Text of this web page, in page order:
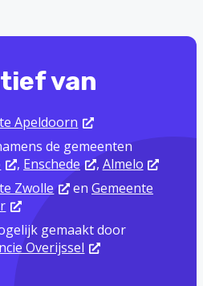
van
Apeldoorn
de gemeenten
, Enschede , Almelo
Zwolle
en Gemeente
gemaakt door
Overijssel